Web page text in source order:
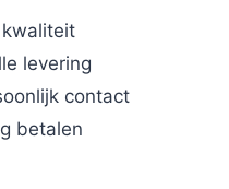
levering
contact
betalen